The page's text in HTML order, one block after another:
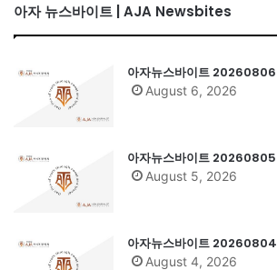
아자 뉴스바이트 | AJA Newsbites
아자뉴스바이트 20260806
August 6, 2026
아자뉴스바이트 20260805
August 5, 2026
아자뉴스바이트 20260804
August 4, 2026